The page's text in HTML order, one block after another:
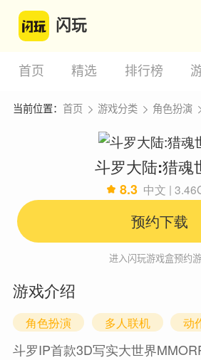
闪玩
首页 精选 排行榜
当前位置： 首页 游戏分类 角色扮演
斗罗大陆:猎魂
8.3 中文 |
预约下载
进入闪玩游戏盒预约
游戏介绍
角色扮演 多人联机 动
斗罗IP首款3D写实大世界